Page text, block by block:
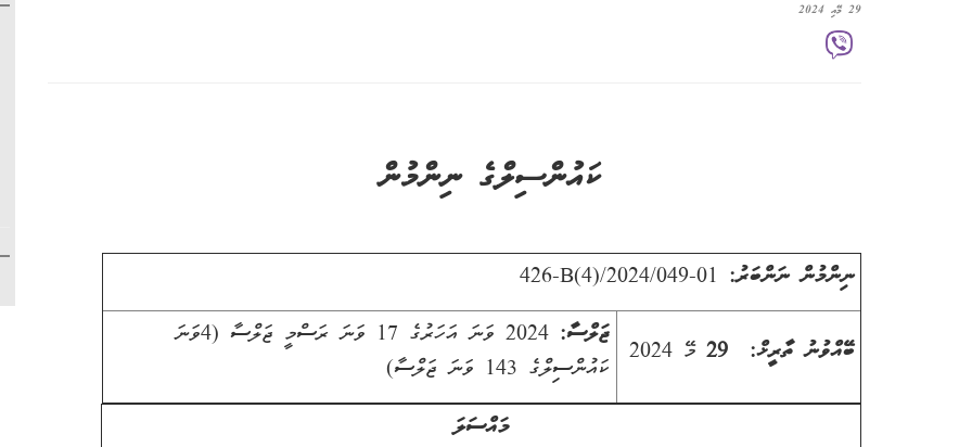
29 މޭއި 2024
ކައުންސިލްގެ ނިންމުން
ނިންމުން ނަންބަރު: 426-B(4)/2024/049-01
ބޭއްވުނު ތާރީޚް: 29 މޭ 2024 ޖަލްސާ: 2024 ވަނަ އަހަރުގެ 17 ވަނަ ރަސްމީ ޖަލްސާ (4ވަނަ
ކައުންސިލްގެ 143 ވަނަ ޖަލްސާ)
މައްސަލަ